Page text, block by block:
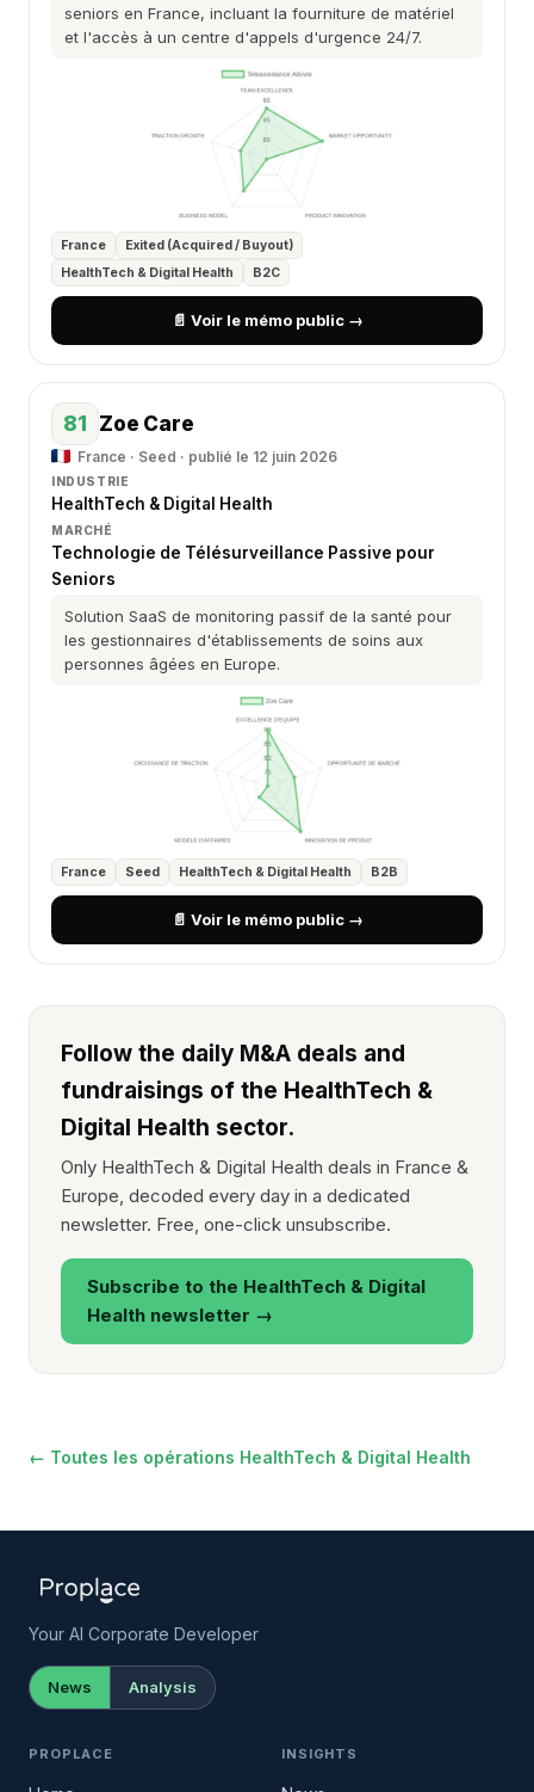
seniors en France, incluant la fourniture de matériel
et l'accès à un centre d'appels d'urgence 24/7.
France
Exited (Acquired / Buyout)
HealthTech & Digital Health
B2C
📄 Voir le mémo public →
81 Zoe Care
France · Seed · publié le 12 juin 2026
INDUSTRIE
HealthTech & Digital Health
MARCHÉ
Technologie de Télésurveillance Passive pour
Seniors
Solution SaaS de monitoring passif de la santé pour
les gestionnaires d'établissements de soins aux
personnes âgées en Europe.
France Seed HealthTech & Digital Health B2B
📄 Voir le mémo public →
Follow the daily M&A deals and
fundraisings of the HealthTech &
Digital Health sector.
Only HealthTech & Digital Health deals in France &
Europe, decoded every day in a dedicated
newsletter. Free, one-click unsubscribe.
Subscribe to the HealthTech & Digital
Health newsletter →
← Toutes les opérations HealthTech & Digital Health
Your AI Corporate Developer
News Analysis
PROPLACE INSIGHTS